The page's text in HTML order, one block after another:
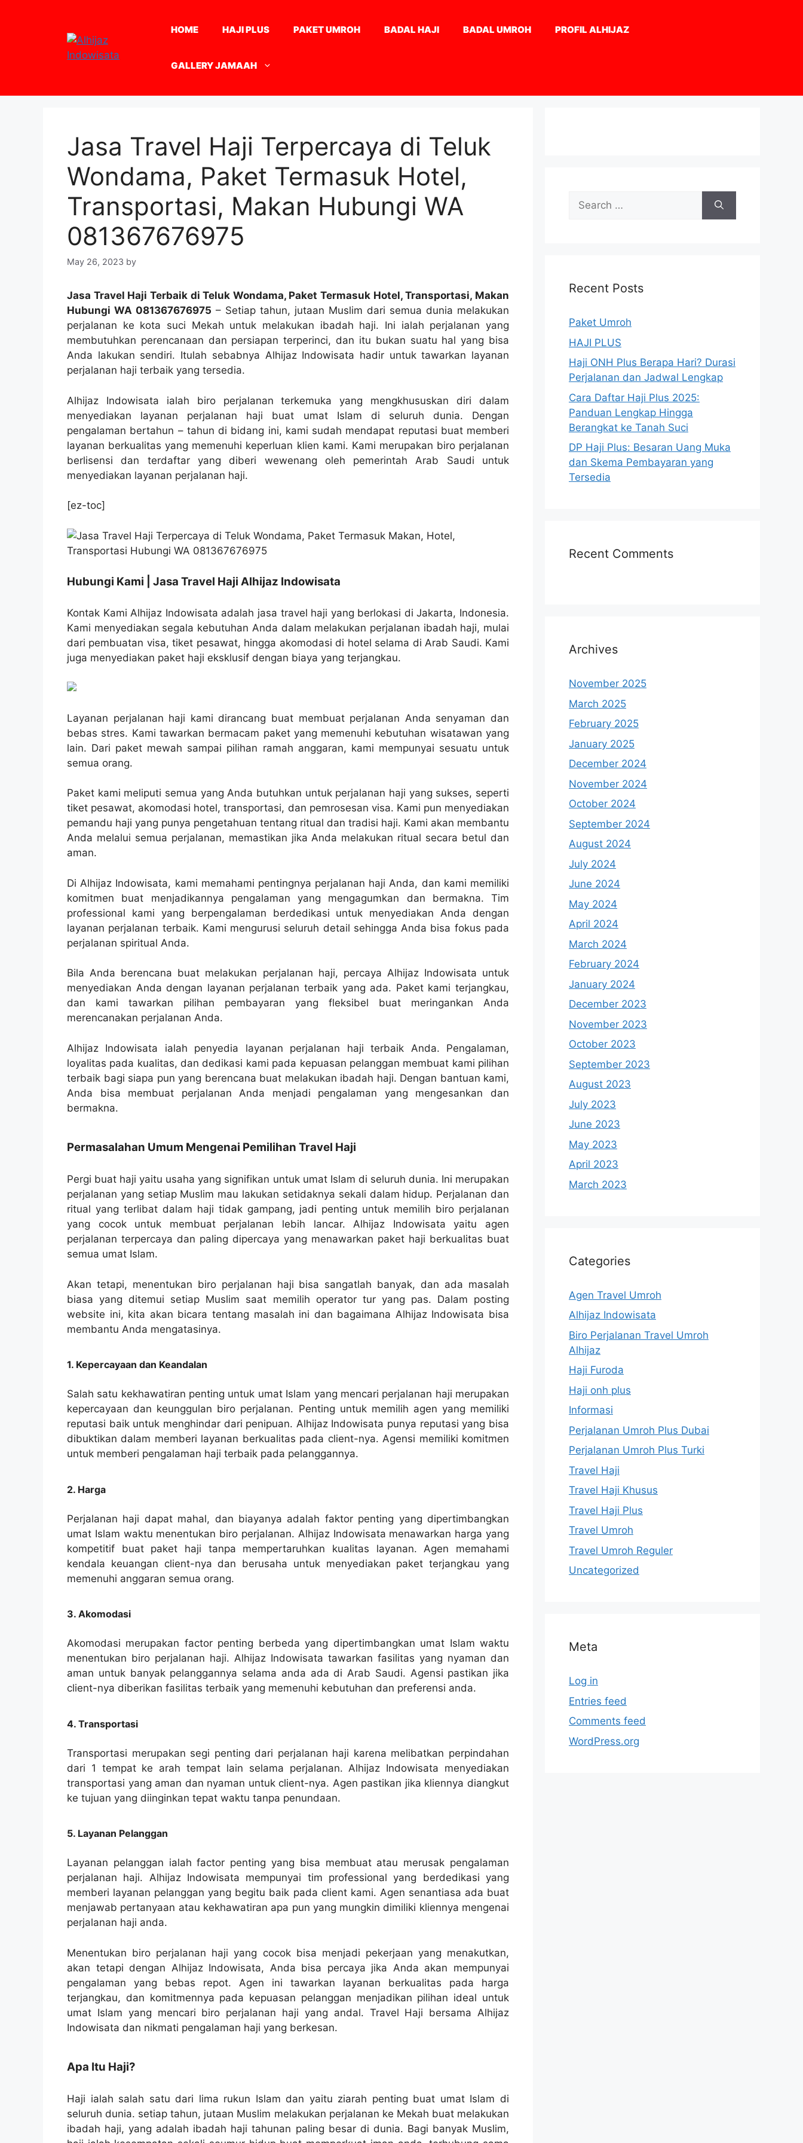
HOME HAJI PLUS PAKET UMROH BADAL HAJI BADAL UMROH PROFIL ALHIJAZ
GALLERY JAMAAH
Jasa Travel Haji Terpercaya di Teluk
Wondama, Paket Termasuk Hotel,
Transportasi, Makan Hubungi WA
081367676975
May 26, 2023 by
Jasa Travel Haji Terbaik di Teluk Wondama, Paket Termasuk Hotel, Transportasi, Makan
Hubungi WA 081367676975 – Setiap tahun, jutaan Muslim dari semua dunia melakukan
perjalanan ke kota suci Mekah untuk melakukan ibadah haji. Ini ialah perjalanan yang
membutuhkan perencanaan dan persiapan terperinci, dan itu bukan suatu hal yang bisa
Anda lakukan sendiri. Itulah sebabnya Alhijaz Indowisata hadir untuk tawarkan layanan
perjalanan haji terbaik yang tersedia.
Alhijaz Indowisata ialah biro perjalanan terkemuka yang mengkhususkan diri dalam
menyediakan layanan perjalanan haji buat umat Islam di seluruh dunia. Dengan
pengalaman bertahun – tahun di bidang ini, kami sudah mendapat reputasi buat memberi
layanan berkualitas yang memenuhi keperluan klien kami. Kami merupakan biro perjalanan
berlisensi dan terdaftar yang diberi wewenang oleh pemerintah Arab Saudi untuk
menyediakan layanan perjalanan haji.
[ez-toc]
Hubungi Kami | Jasa Travel Haji Alhijaz Indowisata
Kontak Kami Alhijaz Indowisata adalah jasa travel haji yang berlokasi di Jakarta, Indonesia.
Kami menyediakan segala kebutuhan Anda dalam melakukan perjalanan ibadah haji, mulai
dari pembuatan visa, tiket pesawat, hingga akomodasi di hotel selama di Arab Saudi. Kami
juga menyediakan paket haji eksklusif dengan biaya yang terjangkau.
Layanan perjalanan haji kami dirancang buat membuat perjalanan Anda senyaman dan
bebas stres. Kami tawarkan bermacam paket yang memenuhi kebutuhan wisatawan yang
lain. Dari paket mewah sampai pilihan ramah anggaran, kami mempunyai sesuatu untuk
semua orang.
Paket kami meliputi semua yang Anda butuhkan untuk perjalanan haji yang sukses, seperti
tiket pesawat, akomodasi hotel, transportasi, dan pemrosesan visa. Kami pun menyediakan
pemandu haji yang punya pengetahuan tentang ritual dan tradisi haji. Kami akan membantu
Anda melalui semua perjalanan, memastikan jika Anda melakukan ritual secara betul dan
aman.
Di Alhijaz Indowisata, kami memahami pentingnya perjalanan haji Anda, dan kami memiliki
komitmen buat menjadikannya pengalaman yang mengagumkan dan bermakna. Tim
professional kami yang berpengalaman berdedikasi untuk menyediakan Anda dengan
layanan perjalanan terbaik. Kami mengurusi seluruh detail sehingga Anda bisa fokus pada
perjalanan spiritual Anda.
Bila Anda berencana buat melakukan perjalanan haji, percaya Alhijaz Indowisata untuk
menyediakan Anda dengan layanan perjalanan terbaik yang ada. Paket kami terjangkau,
dan kami tawarkan pilihan pembayaran yang fleksibel buat meringankan Anda
merencanakan perjalanan Anda.
Alhijaz Indowisata ialah penyedia layanan perjalanan haji terbaik Anda. Pengalaman,
loyalitas pada kualitas, dan dedikasi kami pada kepuasan pelanggan membuat kami pilihan
terbaik bagi siapa pun yang berencana buat melakukan ibadah haji. Dengan bantuan kami,
Anda bisa membuat perjalanan Anda menjadi pengalaman yang mengesankan dan
bermakna.
Permasalahan Umum Mengenai Pemilihan Travel Haji
Pergi buat haji yaitu usaha yang signifikan untuk umat Islam di seluruh dunia. Ini merupakan
perjalanan yang setiap Muslim mau lakukan setidaknya sekali dalam hidup. Perjalanan dan
ritual yang terlibat dalam haji tidak gampang, jadi penting untuk memilih biro perjalanan
yang cocok untuk membuat perjalanan lebih lancar. Alhijaz Indowisata yaitu agen
perjalanan terpercaya dan paling dipercaya yang menawarkan paket haji berkualitas buat
semua umat Islam.
Akan tetapi, menentukan biro perjalanan haji bisa sangatlah banyak, dan ada masalah
biasa yang ditemui setiap Muslim saat memilih operator tur yang pas. Dalam posting
website ini, kita akan bicara tentang masalah ini dan bagaimana Alhijaz Indowisata bisa
membantu Anda mengatasinya.
1. Kepercayaan dan Keandalan
Salah satu kekhawatiran penting untuk umat Islam yang mencari perjalanan haji merupakan
kepercayaan dan keunggulan biro perjalanan. Penting untuk memilih agen yang memiliki
reputasi baik untuk menghindar dari penipuan. Alhijaz Indowisata punya reputasi yang bisa
dibuktikan dalam memberi layanan berkualitas pada client-nya. Agensi memiliki komitmen
untuk memberi pengalaman haji terbaik pada pelanggannya.
2. Harga
Perjalanan haji dapat mahal, dan biayanya adalah faktor penting yang dipertimbangkan
umat Islam waktu menentukan biro perjalanan. Alhijaz Indowisata menawarkan harga yang
kompetitif buat paket haji tanpa mempertaruhkan kualitas layanan. Agen memahami
kendala keuangan client-nya dan berusaha untuk menyediakan paket terjangkau yang
memenuhi anggaran semua orang.
3. Akomodasi
Akomodasi merupakan factor penting berbeda yang dipertimbangkan umat Islam waktu
menentukan biro perjalanan haji. Alhijaz Indowisata tawarkan fasilitas yang nyaman dan
aman untuk banyak pelanggannya selama anda ada di Arab Saudi. Agensi pastikan jika
client-nya diberikan fasilitas terbaik yang memenuhi kebutuhan dan preferensi anda.
4. Transportasi
Transportasi merupakan segi penting dari perjalanan haji karena melibatkan perpindahan
dari 1 tempat ke arah tempat lain selama perjalanan. Alhijaz Indowisata menyediakan
transportasi yang aman dan nyaman untuk client-nya. Agen pastikan jika kliennya diangkut
ke tujuan yang diinginkan tepat waktu tanpa penundaan.
5. Layanan Pelanggan
Layanan pelanggan ialah factor penting yang bisa membuat atau merusak pengalaman
perjalanan haji. Alhijaz Indowisata mempunyai tim professional yang berdedikasi yang
memberi layanan pelanggan yang begitu baik pada client kami. Agen senantiasa ada buat
menjawab pertanyaan atau kekhawatiran apa pun yang mungkin dimiliki kliennya mengenai
perjalanan haji anda.
Menentukan biro perjalanan haji yang cocok bisa menjadi pekerjaan yang menakutkan,
akan tetapi dengan Alhijaz Indowisata, Anda bisa percaya jika Anda akan mempunyai
pengalaman yang bebas repot. Agen ini tawarkan layanan berkualitas pada harga
terjangkau, dan komitmennya pada kepuasan pelanggan menjadikan pilihan ideal untuk
umat Islam yang mencari biro perjalanan haji yang andal. Travel Haji bersama Alhijaz
Indowisata dan nikmati pengalaman haji yang berkesan.
Apa Itu Haji?
Haji ialah salah satu dari lima rukun Islam dan yaitu ziarah penting buat umat Islam di
seluruh dunia. setiap tahun, jutaan Muslim melakukan perjalanan ke Mekah buat melakukan
ibadah haji, yang adalah ibadah haji tahunan paling besar di dunia. Bagi banyak Muslim,
Search
for:
Recent Posts
Paket Umroh
HAJI PLUS
Haji ONH Plus Berapa Hari? Durasi
Perjalanan dan Jadwal Lengkap
Cara Daftar Haji Plus 2025:
Panduan Lengkap Hingga
Berangkat ke Tanah Suci
DP Haji Plus: Besaran Uang Muka
dan Skema Pembayaran yang
Tersedia
Recent Comments
Archives
November 2025
March 2025
February 2025
January 2025
December 2024
November 2024
October 2024
September 2024
August 2024
July 2024
June 2024
May 2024
April 2024
March 2024
February 2024
January 2024
December 2023
November 2023
October 2023
September 2023
August 2023
July 2023
June 2023
May 2023
April 2023
March 2023
Categories
Agen Travel Umroh
Alhijaz Indowisata
Biro Perjalanan Travel Umroh
Alhijaz
Haji Furoda
Haji onh plus
Informasi
Perjalanan Umroh Plus Dubai
Perjalanan Umroh Plus Turki
Travel Haji
Travel Haji Khusus
Travel Haji Plus
Travel Umroh
Travel Umroh Reguler
Uncategorized
Meta
Log in
Entries feed
Comments feed
WordPress.org